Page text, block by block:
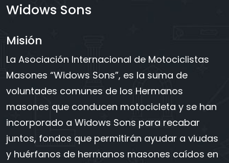
Widows Sons
Misión
La Asociación Internacional de Motociclistas
Masones “Widows Sons”, es la suma de
voluntades comunes de los Hermanos
masones que conducen motocicleta y se han
incorporado a Widows Sons para recabar
juntos, fondos que permitirán ayudar a viudas
y huérfanos de hermanos masones caídos en